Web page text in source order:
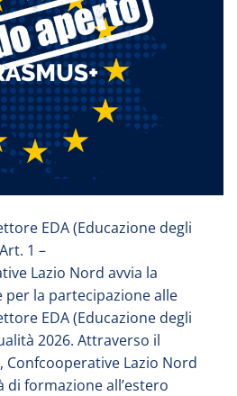
EDA (Educazione degli
1 –
Lazio Nord avvia la
la partecipazione alle
EDA (Educazione degli
2026. Attraverso il
Confcooperative Lazio Nord
formazione all’estero